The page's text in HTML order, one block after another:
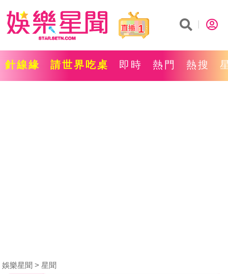
1
針線緣 請世界吃桌 即時 熱門 熱搜
娛樂星聞 星聞